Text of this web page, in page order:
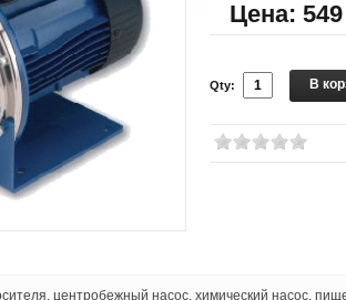
Цена:
Qty: В
, центробежный насос, химический насос,